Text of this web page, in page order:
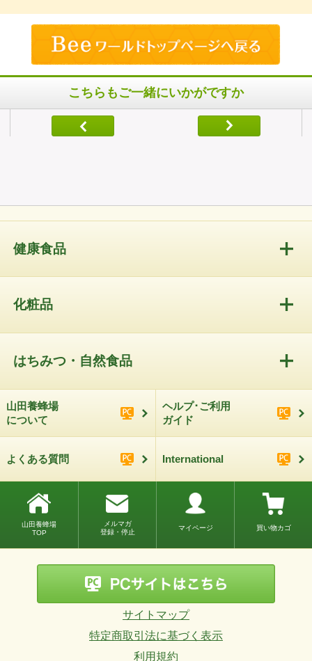
こちらもご一緒にいかがですか
健康食品
化粧品
はちみつ・自然食品
山田養蜂場
について
ヘルプ･ご利用
ガイド
よくある質問 International
山田養蜂場
TOP
メルマガ
登録・停止
マイページ 買い物カゴ
サイトマップ
特定商取引法に基づく表示
利用規約